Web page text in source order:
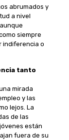
abrumados y
a nivel
siempre
indiferencia o
tanto
mirada
y las
lejos. La
de las
están
fuera de su